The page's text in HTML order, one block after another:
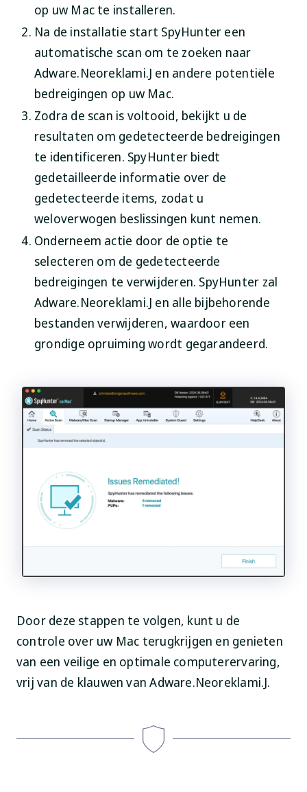
op uw Mac te installeren.
Na de installatie start SpyHunter een
automatische scan om te zoeken naar
Adware.Neoreklami.J en andere potentiële
bedreigingen op uw Mac.
Zodra de scan is voltooid, bekijkt u de
resultaten om gedetecteerde bedreigingen
te identificeren. SpyHunter biedt
gedetailleerde informatie over de
gedetecteerde items, zodat u
weloverwogen beslissingen kunt nemen.
Onderneem actie door de optie te
selecteren om de gedetecteerde
bedreigingen te verwijderen. SpyHunter zal
Adware.Neoreklami.J en alle bijbehorende
bestanden verwijderen, waardoor een
grondige opruiming wordt gegarandeerd.
Door deze stappen te volgen, kunt u de
controle over uw Mac terugkrijgen en genieten
van een veilige en optimale computerervaring,
vrij van de klauwen van Adware.Neoreklami.J.